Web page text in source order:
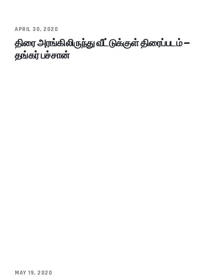
APRIL 30, 2020
திரை அரங்கிலிருந்து வீட்டுக்குள் திரைப்படம் –
தங்கர் பச்சான்
MAY 19, 2020